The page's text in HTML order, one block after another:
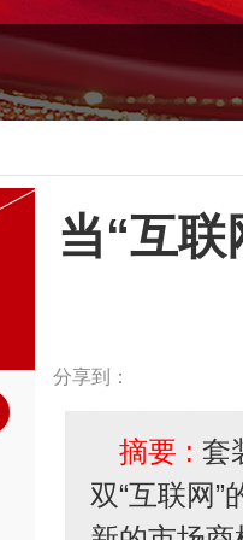
当“互
分享到：
摘要 : 套
双“互联网